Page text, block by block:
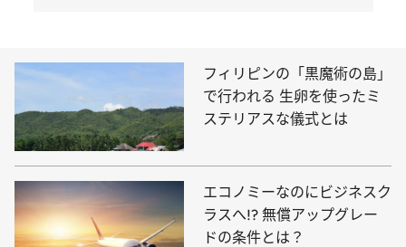
フィリピンの「黒魔術の島」
で行われる 生卵を使ったミ
ステリアスな儀式とは
エコノミーなのにビジネスク
ラスへ!? 無償アップグレー
ドの条件とは？